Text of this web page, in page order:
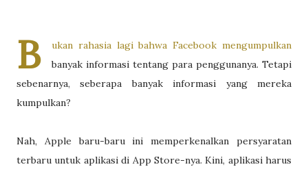
B
ukan rahasia lagi bahwa Facebook mengumpulkan
banyak informasi tentang para penggunanya. Tetapi
sebenarnya, seberapa banyak informasi yang mereka
kumpulkan?
Nah, Apple baru-baru ini memperkenalkan persyaratan
terbaru untuk aplikasi di App Store-nya. Kini, aplikasi harus